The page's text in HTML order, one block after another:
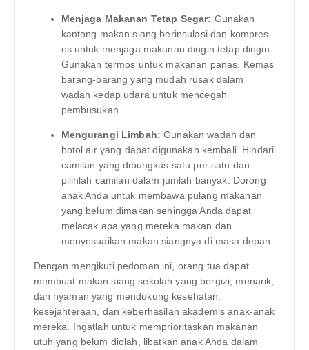
Menjaga Makanan Tetap Segar: Gunakan
kantong makan siang berinsulasi dan kompres
es untuk menjaga makanan dingin tetap dingin.
Gunakan termos untuk makanan panas. Kemas
barang-barang yang mudah rusak dalam
wadah kedap udara untuk mencegah
pembusukan.
Mengurangi Limbah: Gunakan wadah dan
botol air yang dapat digunakan kembali. Hindari
camilan yang dibungkus satu per satu dan
pilihlah camilan dalam jumlah banyak. Dorong
anak Anda untuk membawa pulang makanan
yang belum dimakan sehingga Anda dapat
melacak apa yang mereka makan dan
menyesuaikan makan siangnya di masa depan.
Dengan mengikuti pedoman ini, orang tua dapat
membuat makan siang sekolah yang bergizi, menarik,
dan nyaman yang mendukung kesehatan,
kesejahteraan, dan keberhasilan akademis anak-anak
mereka. Ingatlah untuk memprioritaskan makanan
utuh yang belum diolah, libatkan anak Anda dalam